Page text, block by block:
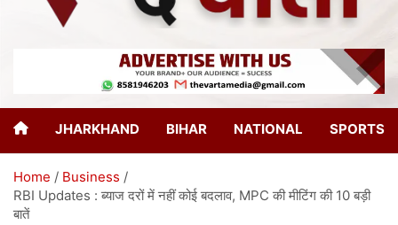
The Varta
JHARKHAND BIHAR NATIONAL SPORTS
Home
Business
RBI Updates : ब्याज दरों में नहीं कोई बदलाव, MPC की मीटिंग की 10 बड़ी
बातें